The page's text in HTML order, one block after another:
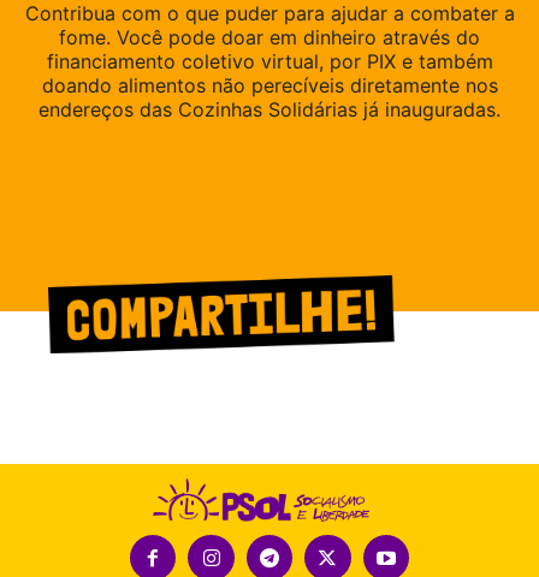
Contribua com o que puder para ajudar a combater a
fome. Você pode doar em dinheiro através do
financiamento coletivo virtual, por PIX e também
doando alimentos não perecíveis diretamente nos
endereços das Cozinhas Solidárias já inauguradas.